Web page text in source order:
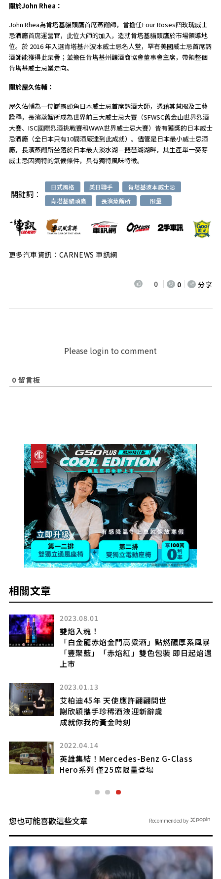
關於John Rhea：
John Rhea為肯塔基貓頭鷹首席蒸餾師，曾擔任Four Roses四玫瑰威士
忌酒廠首席運營官，此位大師的加入，造就肯塔基貓頭鷹於市場領導地
位。於 2016 年入選肯塔基州波本威士忌名人堂，罕有美國威士忌首席調
酒師能獲得此榮譽；並擔任肯塔基州釀酒商協會董事會主席，帶領整個
肯塔基威士忌業走向。
關於屋久佑輔：
屋久佑輔為一位嶄露頭角日本威士忌首席調酒大師，憑藉其慧眼及工藝
詮釋，長濱蒸餾所成為世界前三大威士忌大賽（SFWSC舊金山世界烈酒
大賽、ISC國際烈酒挑戰賽和WWA世界威士忌大賽）皆有獲獎的日本威士
忌酒廠（全日本只有10間酒廠達到此成就）。儘管是日本最小威士忌酒
廠，長濱蒸餾所坐落於日本最大淡水湖－琵琶湖湖畔，其生產單一麥芽
威士忌因獨特的氣候條件，具有獨特風味特徵。
關鍵詞：
日式風格 美日聯手
肯塔基波本威士忌
肯塔基貓頭鷹
長濱蒸餾所 限量
更多汽車資訊：CARNEWS 車訊網
0 0 分享
Please login to comment
0 留言板
相關文章
2023.08.01
雙焰入魂！
「白金龍赤焰金門高粱酒」點燃醲厚系風暴
「豐聚藍」「赤焰紅」雙色包裝 即日起焰遇
上市
2023.01.13
艾柏迪45年 天使應許翩翩問世
謝欣穎攜手珍稀酒液迎新辭歲
成就你我的黃金時刻
2022.04.14
英雄集結！Mercedes-Benz G-Class
Hero系列 僅25席限量登場
您也可能喜歡這些文章 Recommended by